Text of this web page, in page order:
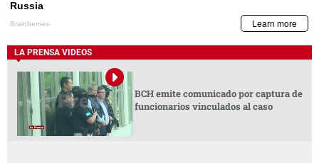
LA PRENSA VIDEOS
BCH emite comunicado por captura de
funcionarios vinculados al caso